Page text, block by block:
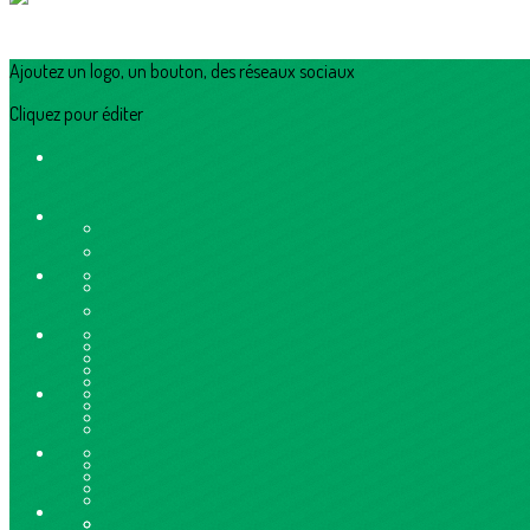
Ajoutez un logo, un bouton, des réseaux sociaux
Cliquez pour éditer